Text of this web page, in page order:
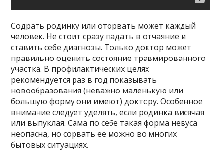
Содрать родинку или оторвать может каждый
человек. Не стоит сразу падать в отчаяние и
ставить себе диагнозы. Только доктор может
правильно оценить состояние травмированного
участка. В профилактических целях
рекомендуется раз в год показывать
новообразования (неважно маленькую или
большую форму они имеют) доктору. Особенное
внимание следует уделять, если родинка висячая
или выпуклая. Сама по себе такая форма невуса
неопасна, но сорвать ее можно во многих
бытовых ситуациях.